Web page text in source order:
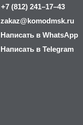
+7 (812) 241–17–43
zakaz@komodmsk.ru
Написать в WhatsApp
Написать в Telegram